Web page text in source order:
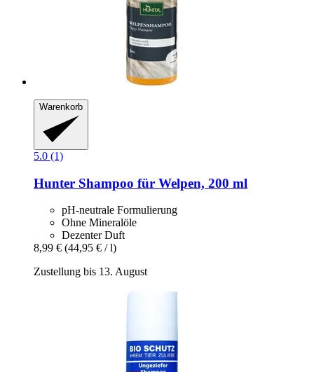
Warenkorb
5.0 (1)
Hunter Shampoo für Welpen, 200 ml
pH-neutrale Formulierung
Ohne Mineralöle
Dezenter Duft
8,99 € (44,95 € / l)
Zustellung bis 13. August